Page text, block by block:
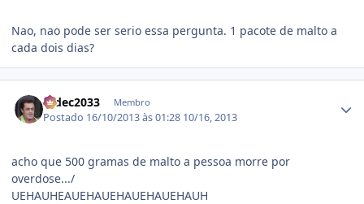
Nao, nao pode ser serio essa pergunta. 1 pacote de malto a
cada dois dias?
radec2033 Membro
Postado 16/10/2013 às 01:28 10/16, 2013
acho que 500 gramas de malto a pessoa morre por
overdose.../
UEHAUHEAUEHAUEHAUEHAUEHAUH